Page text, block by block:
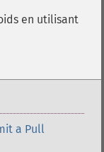
en utilisant
a Pull